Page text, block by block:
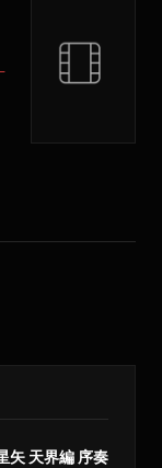
矢 天界編 序奏